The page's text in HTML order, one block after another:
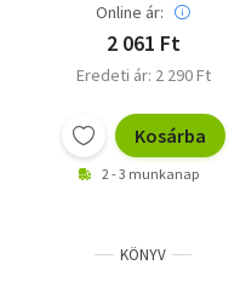
Online ár:
2 061 Ft
Eredeti ár: 2 290 Ft
Kosárba
2 - 3 munkanap
KÖNYV